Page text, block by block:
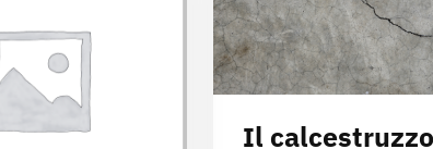
Il calcestruzzo